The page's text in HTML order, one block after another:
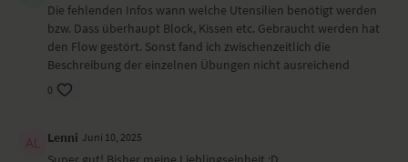
Seitliche Vorbeuge
Grätsche mit gebeugte/gestreckten Beinen
Grätsche mit Adlerarmen
Beckenkreisen
Fersensitz
Sitz mit gegrätschten Beinen und Vorbeuge
Beckenlift mit Klotz
Beckenlift mit gehobenem Bein
Die fehlenden Infos wann welche Utensilien benötigt werden
bzw. Dass überhaupt Block, Kissen etc. Gebraucht werden hat
den Flow gestört. Sonst fand ich zwischenzeitlich die
Beschreibung der einzelnen Übungen nicht ausreichend
0
Lenni Juni 10, 2025